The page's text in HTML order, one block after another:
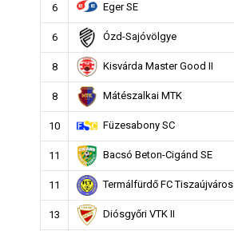
6 Eger SE
6 Ózd-Sajóvölgye
8 Kisvárda Master Good II
8 Mátészalkai MTK
10 Füzesabony SC
11 Bacsó Beton-Cigánd SE
11 Termálfürdő FC Tiszaújváros
13 Diósgyőri VTK II